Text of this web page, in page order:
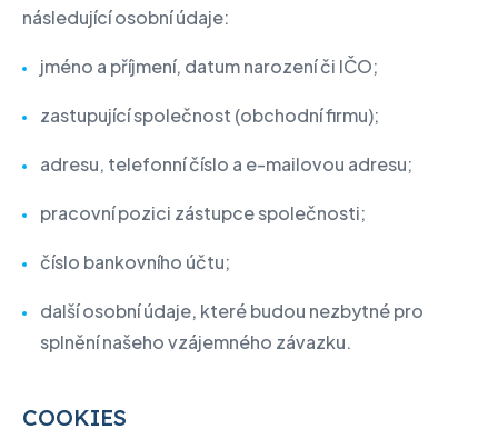
následující osobní údaje:
jméno a příjmení, datum narození či IČO;
zastupující společnost (obchodní firmu);
adresu, telefonní číslo a e-mailovou adresu;
pracovní pozici zástupce společnosti;
číslo bankovního účtu;
další osobní údaje, které budou nezbytné pro
splnění našeho vzájemného závazku.
COOKIES